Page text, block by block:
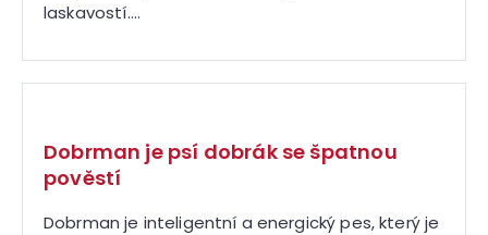
laskavostí....
Dobrman je psí dobrák se špatnou
pověstí
Dobrman je inteligentní a energický pes, který je